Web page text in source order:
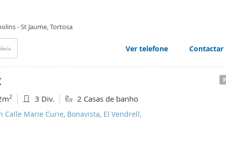
- St Jaume, Tortosa
Ver telefone Contactar
2 3 Div. 2 Casas de banho
Calle Marie Curie, Bonavista, El Vendrell,